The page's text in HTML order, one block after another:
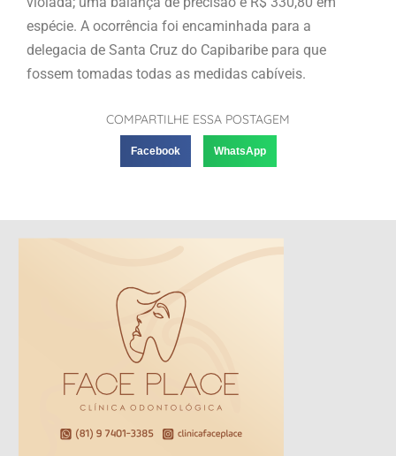
espécie. A ocorrência foi encaminhada para a
delegacia de Santa Cruz do Capibaribe para que
fossem tomadas todas as medidas cabíveis.
COMPARTILHE ESSA POSTAGEM
Facebook WhatsApp